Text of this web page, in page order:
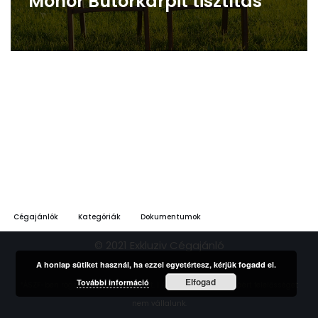
Cégajánlók Kategóriák Dokumentumok
© 2021 Exkluziv Cégajánló
*ÁSZF-ben rögzített feltételek szerint. | A hirdetések tartalmáért felelősséget
A honlap sütiket használ, ha ezzel egyetértesz, kérjük fogadd el.
További információ
Elfogad